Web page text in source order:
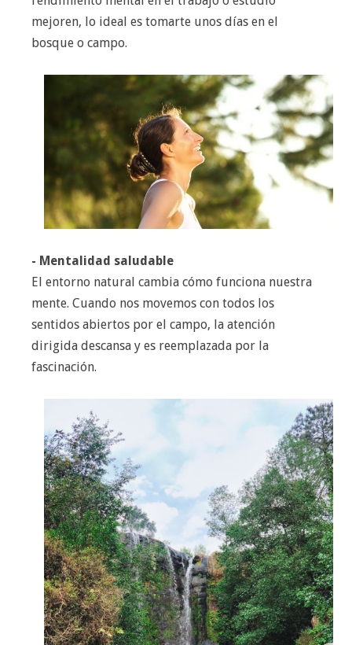
mejoren, lo ideal es tomarte unos días en el
bosque o campo.
- Mentalidad saludable
El entorno natural cambia cómo funciona nuestra
mente. Cuando nos movemos con todos los
sentidos abiertos por el campo, la atención
dirigida descansa y es reemplazada por la
fascinación.